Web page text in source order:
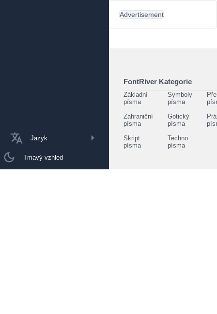
Jazyk
Tmavý vzhled
Advertisement
FontRiver Kategorie
Základní
písma
Symboly
písma
Zahraniční
písma
Gotický
písma
Skript
písma
Techno
písma